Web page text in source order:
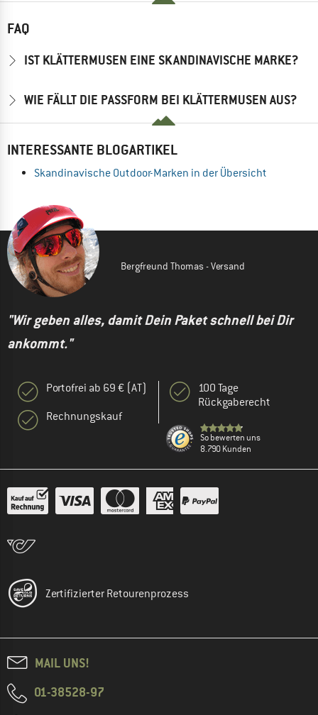
FAQ
IST KLÄTTERMUSEN EINE SKANDINAVISCHE MARKE?
WIE FÄLLT DIE PASSFORM BEI KLÄTTERMUSEN AUS?
INTERESSANTE BLOGARTIKEL
Skandinavische Outdoor-Marken in der Übersicht
Bergfreund Thomas - Versand
"Wir geben alles, damit Dein Paket schnell bei Dir
ankommt."
Portofrei ab 69 € (AT)
Rechnungskauf
100 Tage
Rückgaberecht
So bewerten uns
8.790 Kunden
Zertifizierter Retourenprozess
MAIL UNS!
01-38528-97